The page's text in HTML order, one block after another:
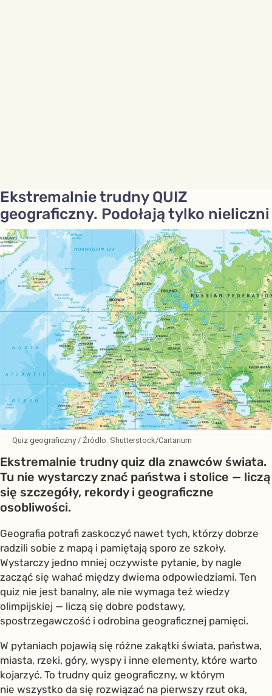
Ekstremalnie trudny QUIZ
geograficzny. Podołają tylko nieliczni
Quiz geograficzny / Źródło: Shutterstock/Cartarium
Ekstremalnie trudny quiz dla znawców świata.
Tu nie wystarczy znać państwa i stolice — liczą
się szczegóły, rekordy i geograficzne
osobliwości.
Geografia potrafi zaskoczyć nawet tych, którzy dobrze
radzili sobie z mapą i pamiętają sporo ze szkoły.
Wystarczy jedno mniej oczywiste pytanie, by nagle
zacząć się wahać między dwiema odpowiedziami. Ten
quiz nie jest banalny, ale nie wymaga też wiedzy
olimpijskiej — liczą się dobre podstawy,
spostrzegawczość i odrobina geograficznej pamięci.
W pytaniach pojawią się różne zakątki świata, państwa,
miasta, rzeki, góry, wyspy i inne elementy, które warto
kojarzyć. To trudny quiz geograficzny, w którym
nie wszystko da się rozwiązać na pierwszy rzut oka,